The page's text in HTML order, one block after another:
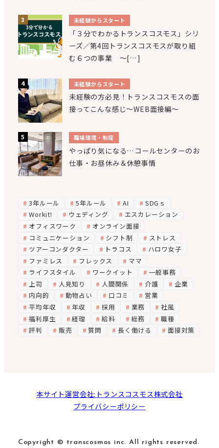
未経験からスタート
「３分でわかるトランスコスモス」シリ
ーズ／第4回トランスコスモスが取り組
む６つの事業 ～[…]
未経験からスタート
未経験の方必見！トランスコスモスの面
接ってこんな感じ～WEB面接編～
職場環境・制度
やっぱり気になる…コールセンターのお
仕事・お昼休み＆休憩事情
3年ルール 5年ルール AI
SDGｓ
Workit!
ウェディング
エスカレーション
オフィスワーク
オンライン面接
コミュニケーション
シフト制
ストレス
ツアーコンダクター
トラコス
ハロワ女子
ファミレス
フレックス
ママ
ライフスタイル
ワークイット
一般事務
上司
人見知り 人間関係 介護
企業
内向的
動物占い 口コミ
営業
平均年収
年収 採用 業務
社風
福利厚生
経理 給料 総務
職種
評判
販売 質問 長く働ける 面接対策
本サイト運営会社:トランスコスモス株式会社
プライバシーポリシー
Copyright © transcosmos inc. All rights reserved.